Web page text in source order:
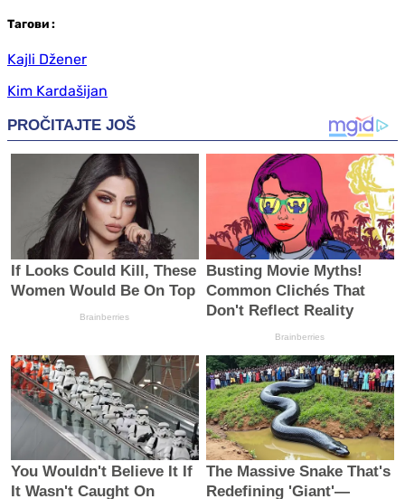
Тагови :
Kajli Džener
Kim Kardašijan